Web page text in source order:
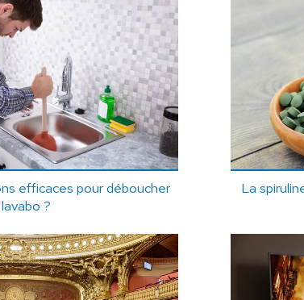
efficaces pour déboucher
?
La